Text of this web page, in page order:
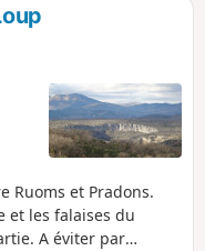
Ruoms et Pradons.
et les falaises du
A éviter par